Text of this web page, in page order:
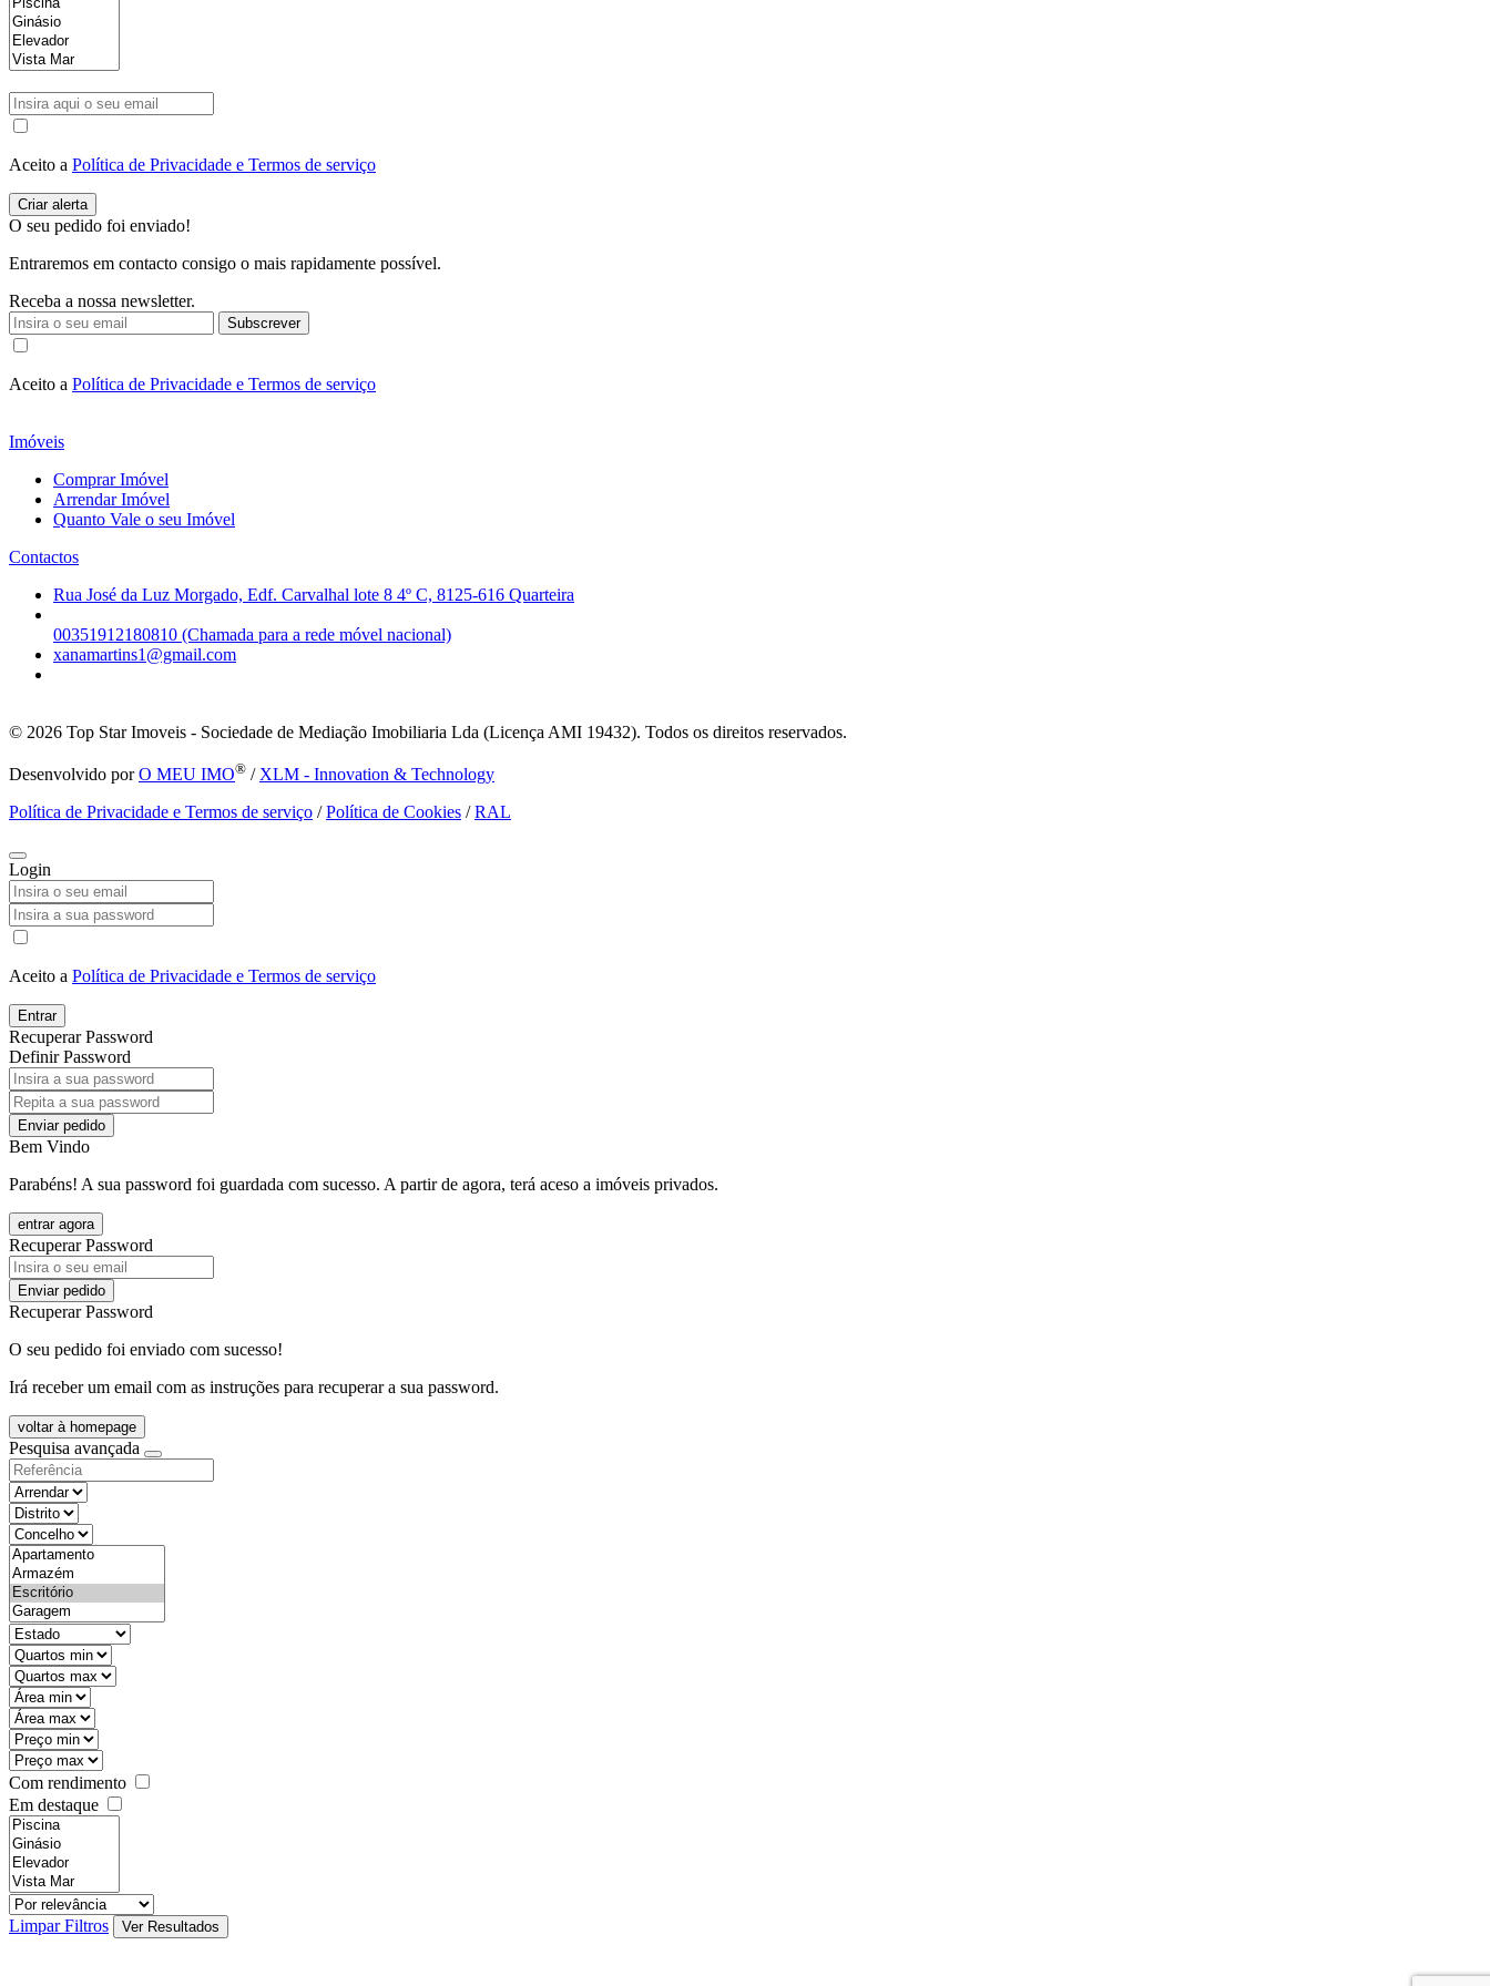
Aceito a Política de Privacidade e Termos de serviço
O seu pedido foi enviado!
Entraremos em contacto consigo o mais rapidamente possível.
Receba a nossa newsletter.
Subscrever
Aceito a Política de Privacidade e Termos de serviço
Imóveis
Comprar Imóvel
Arrendar Imóvel
Quanto Vale o seu Imóvel
Contactos
Rua José da Luz Morgado, Edf. Carvalhal lote 8 4º C, 8125-616 Quarteira
00351912180810 (Chamada para a rede móvel nacional)
xanamartins1@gmail.com
© 2026 Top Star Imoveis - Sociedade de Mediação Imobiliaria Lda (Licença AMI 19432). Todos os direitos reservados.
Desenvolvido porO MEU IMO® / XLM - Innovation & Technology
Política de Privacidade e Termos de serviço /Política de Cookies /RAL
Login
Aceito a Política de Privacidade e Termos de serviço
Entrar
Recuperar Password
Definir Password
Enviar pedido
Bem Vindo
Parabéns! A sua password foi guardada com sucesso. A partir de agora, terá aceso a imóveis privados.
entrar agora
Recuperar Password
Enviar pedido
Recuperar Password
O seu pedido foi enviado com sucesso!
Irá receber um email com as instruções para recuperar a sua password.
voltar à homepage
Pesquisa avançada
objective
districtId
countyId
types
state
mintypo
maxtypo
minarea
maxarea
minprice
maxprice
Com rendimento
Em destaque
features
realestateOrder
Limpar Filtros
Ver Resultados